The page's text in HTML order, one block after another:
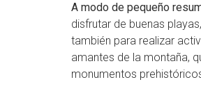
A modo de pequeño
disfrutar de buenas
también para realizar
amantes de la montaña,
monumentos